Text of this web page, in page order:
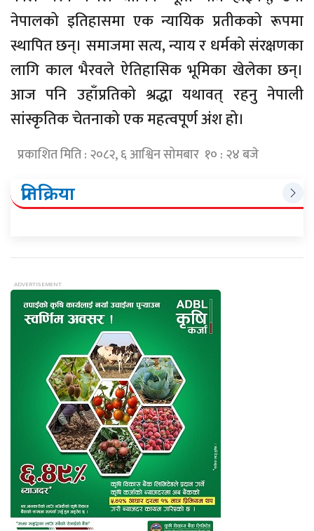
नेपालको इतिहासमा एक न्यायिक प्रतीकको रूपमा
स्थापित छन्। समाजमा सत्य, न्याय र धर्मको संरक्षणका
लागि काल भैरवले ऐतिहासिक भूमिका खेलेका छन्।
आज पनि उहाँप्रतिको श्रद्धा यथावत् रहनु नेपाली
सांस्कृतिक चेतनाको एक महत्वपूर्ण अंश हो।
प्रकाशित मिति : २०८२, ६ आश्विन सोमबार १० : २४ बजे
प्रतिक्रिया